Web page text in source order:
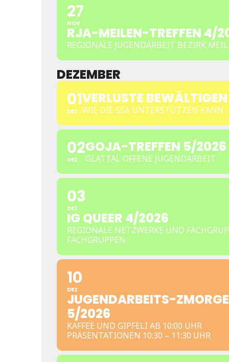
27
NOV
RJA-MEILEN-TREFFEN 4/
REGIONALE JUGENDARBEIT BEZIRK
DEZEMBER
01
DEZ
VERLUSTE BEWÄLTIGEN
WIE DIE SSA UNTERSTÜTZEN KANN
02
DEZ
GOJA-TREFFEN 5/2026
GLATTAL OFFENE JUGENDARBEIT
03
DEZ
IG QUEER 4/2026
REGIONALE NETZWERKE UND
FACHGRUPPEN
10
DEZ
JUGENDARBEITS-ZMORGE
5/2026
KAFFEE UND GIPFELI AB 10:00 UHR
PRÄSENTATIONEN 10:30 – 11:30 UHR